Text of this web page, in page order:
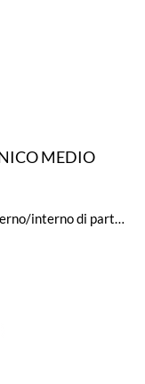
MEDIO
Rivestimento acrilico a spessore per esterno/interno di particolare resistenza e facilmente lavorabile. Formulato